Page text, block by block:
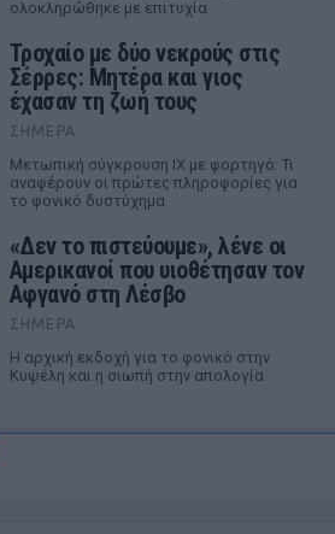
ολοκληρώθηκε με επιτυχία
Τροχαίο με δύο νεκρούς στις
Σέρρες: Μητέρα και γιος
έχασαν τη ζωή τους
ΣΉΜΕΡΑ
Μετωπική σύγκρουση ΙΧ με φορτηγό: Τι
αναφέρουν οι πρώτες πληροφορίες για
το φονικό δυστύχημα
«Δεν το πιστεύουμε», λένε οι
Αμερικανοί που υιοθέτησαν τον
Αφγανό στη Λέσβο
ΣΉΜΕΡΑ
Η αρχική εκδοχή για το φονικό στην
Κυψέλη και η σιωπή στην απολογία